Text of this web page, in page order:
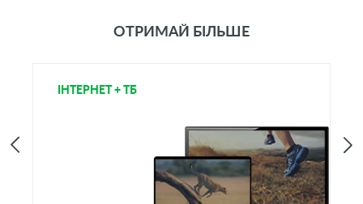
ОТРИМАЙ БІЛЬШЕ
ІНТЕРНЕТ + ТБ